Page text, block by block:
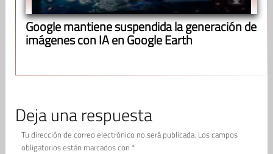
Google mantiene suspendida la generación de
imágenes con IA en Google Earth
Deja una respuesta
Tu dirección de correo electrónico no será publicada. Los campos
obligatorios están marcados con *